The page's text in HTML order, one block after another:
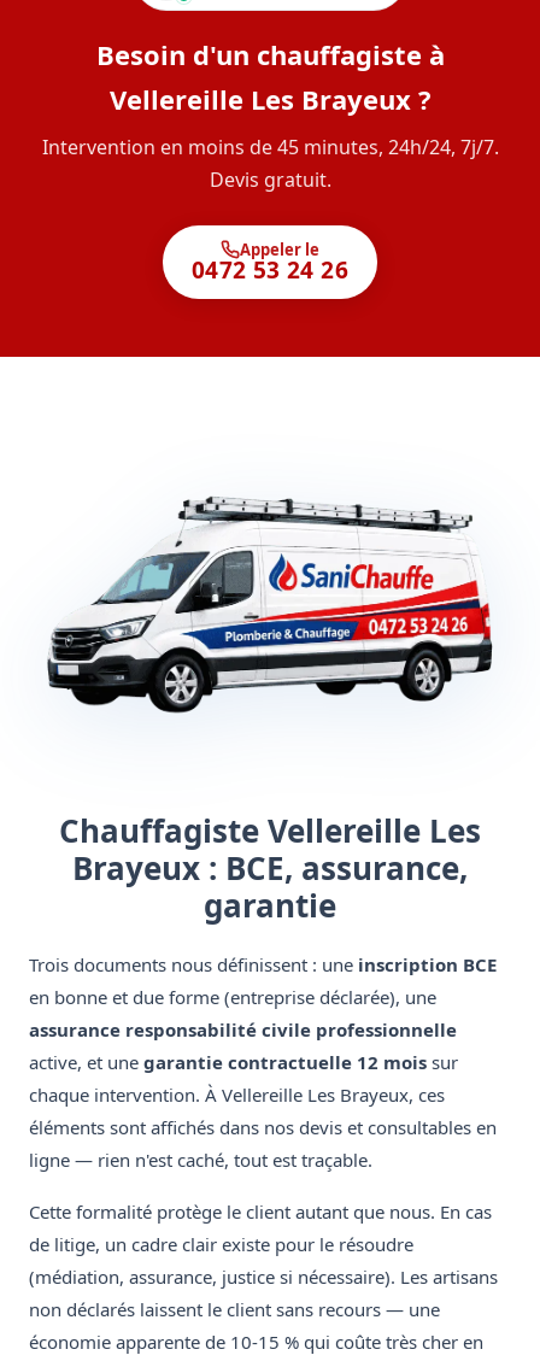
Besoin d'un chauffagiste à
Vellereille Les Brayeux ?
Intervention en moins de 45 minutes, 24h/24, 7j/7.
Devis gratuit.
Appeler le
0472 53 24 26
Chauffagiste Vellereille Les
Brayeux : BCE, assurance,
garantie
Trois documents nous définissent : une inscription BCE
en bonne et due forme (entreprise déclarée), une
assurance responsabilité civile professionnelle
active, et une garantie contractuelle 12 mois sur
chaque intervention. À Vellereille Les Brayeux, ces
éléments sont affichés dans nos devis et consultables en
ligne — rien n'est caché, tout est traçable.
Cette formalité protège le client autant que nous. En cas
de litige, un cadre clair existe pour le résoudre
(médiation, assurance, justice si nécessaire). Les artisans
non déclarés laissent le client sans recours — une
économie apparente de 10-15 % qui coûte très cher en